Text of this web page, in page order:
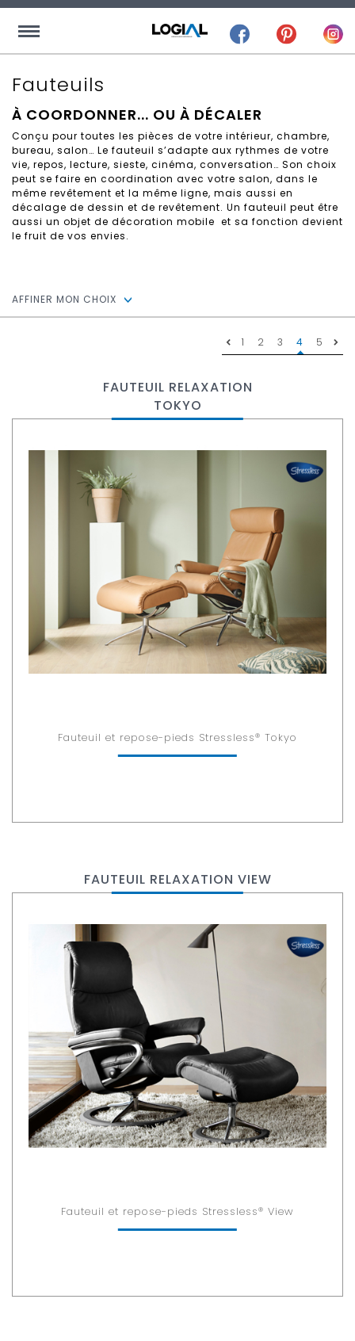
Fauteuils
À COORDONNER... OU À DÉCALER
Conçu pour toutes les pièces de votre intérieur, chambre,
bureau, salon… Le fauteuil s’adapte aux rythmes de votre
vie, repos, lecture, sieste, cinéma, conversation… Son choix
peut se faire en coordination avec votre salon, dans le
même revêtement et la même ligne, mais aussi en
décalage de dessin et de revêtement. Un fauteuil peut être
aussi un objet de décoration mobile et sa fonction devient
le fruit de vos envies.
AFFINER MON CHOIX
1 2 3 4 5
FAUTEUIL RELAXATION
TOKYO
Fauteuil et repose-pieds Stressless® Tokyo
FAUTEUIL RELAXATION VIEW
Fauteuil et repose-pieds Stressless® View